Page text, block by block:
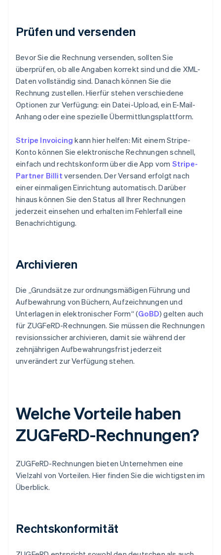
Prüfen und versenden
Bevor Sie die Rechnung versenden, sollten Sie
überprüfen, ob alle Angaben korrekt sind und die XML-
Daten vollständig sind. Danach können Sie die
Rechnung zustellen. Hierfür stehen verschiedene
Optionen zur Verfügung: ein Datei-Upload, ein E-Mail-
Anhang oder eine spezielle Übermittlungsplattform.
Stripe Invoicing kann hier helfen: Mit einem Stripe-
Konto können Sie elektronische Rechnungen schnell,
einfach und rechtskonform über die App vom Stripe-
Partner Billit versenden. Der Versand erfolgt nach
einer einmaligen Einrichtung automatisch. Darüber
hinaus können Sie den Status all Ihrer Rechnungen
jederzeit einsehen und erhalten im Fehlerfall eine
Benachrichtigung.
Archivieren
Die „Grundsätze zur ordnungsmäßigen Führung und
Aufbewahrung von Büchern, Aufzeichnungen und
Unterlagen in elektronischer Form“ (GoBD) gelten auch
für ZUGFeRD-Rechnungen. Sie müssen die Rechnungen
revisionssicher archivieren, damit sie während der
zehnjährigen Aufbewahrungsfrist jederzeit
unverändert zur Verfügung stehen.
Welche Vorteile haben
ZUGFeRD-Rechnungen?
ZUGFeRD-Rechnungen bieten Unternehmen eine
Vielzahl von Vorteilen. Hier finden Sie die wichtigsten im
Überblick.
Rechtskonformität